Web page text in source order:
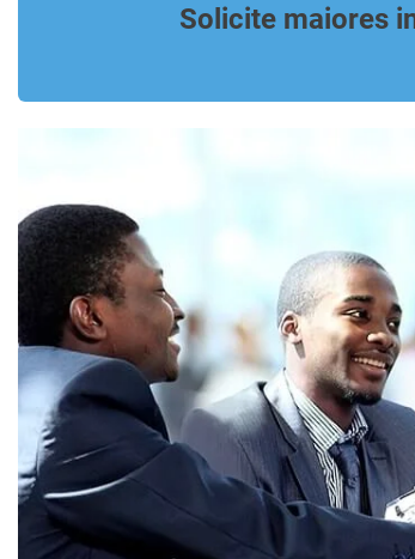
Solicite maiores